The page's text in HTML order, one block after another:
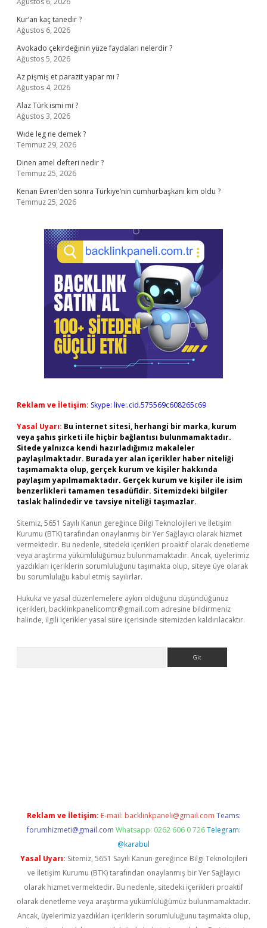
Kur’an kaç tanedir ?
Ağustos 6, 2026
Avokado çekirdeğinin yüze faydaları nelerdir ?
Ağustos 5, 2026
Az pişmiş et parazit yapar mı ?
Ağustos 4, 2026
Alaz Türk ismi mi ?
Ağustos 3, 2026
Wıde leg ne demek ?
Temmuz 29, 2026
Dinen amel defteri nedir ?
Temmuz 25, 2026
Kenan Evren’den sonra Türkiye’nin cumhurbaşkanı kim oldu ?
Temmuz 25, 2026
Reklam ve İletişim: Skype: live:.cid.575569c608265c69
Yasal Uyarı: Bu internet sitesi, herhangi bir marka, kurum
veya şahıs şirketi ile hiçbir bağlantısı bulunmamaktadır.
Sitede yalnızca kendi hazırladığımız makaleler
paylaşılmaktadır. Burada yer alan içerikler haber niteliği
taşımamakta olup, gerçek kurum ve kişiler hakkında
paylaşım yapılmamaktadır. Gerçek kurum ve kişiler ile isim
benzerlikleri tamamen tesadüfidir. Sitemizdeki bilgiler
taslak halindedir ve tavsiye niteliği taşımazlar.
Sitemiz, 5651 Sayılı Kanun gereğince Bilgi Teknolojileri ve İletişim
Kurumu (BTK) tarafından onaylanmış bir Yer Sağlayıcı olarak hizmet
vermektedir. Bu nedenle, sitedeki içerikleri proaktif olarak denetleme
veya araştırma yükümlülüğümüz bulunmamaktadır. Ancak, üyelerimiz
yazdıkları içeriklerin sorumluluğunu taşımakta olup, siteye üye olarak
bu sorumluluğu kabul etmiş sayılırlar.
Hukuka ve yasal düzenlemelere aykırı olduğunu düşündüğünüz
içerikleri, backlinkpanelicomtr@gmail.com adresine bildirmeniz
halinde, ilgili içerikler yasal süre içerisinde sitemizden kaldırılacaktır.
Reklam ve İletişim: E-mail: backlinkpaneli@gmail.com Teams:
forumhizmeti@gmail.com Whatsapp: 0262 606 0 726 Telegram:
@karabul
Yasal Uyarı: Sitemiz, 5651 Sayılı Kanun gereğince Bilgi Teknolojileri
ve İletişim Kurumu (BTK) tarafından onaylanmış bir Yer Sağlayıcı
olarak hizmet vermektedir. Bu nedenle, sitedeki içerikleri proaktif
olarak denetleme veya araştırma yükümlülüğümüz bulunmamaktadır.
Ancak, üyelerimiz yazdıkları içeriklerin sorumluluğunu taşımakta olup,